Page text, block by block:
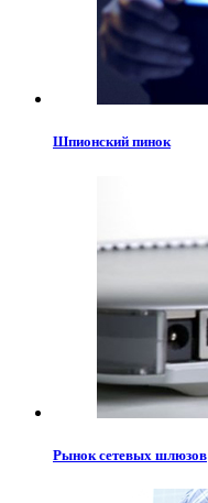
Шпионский пинок
Рынок сетевых шлюзов